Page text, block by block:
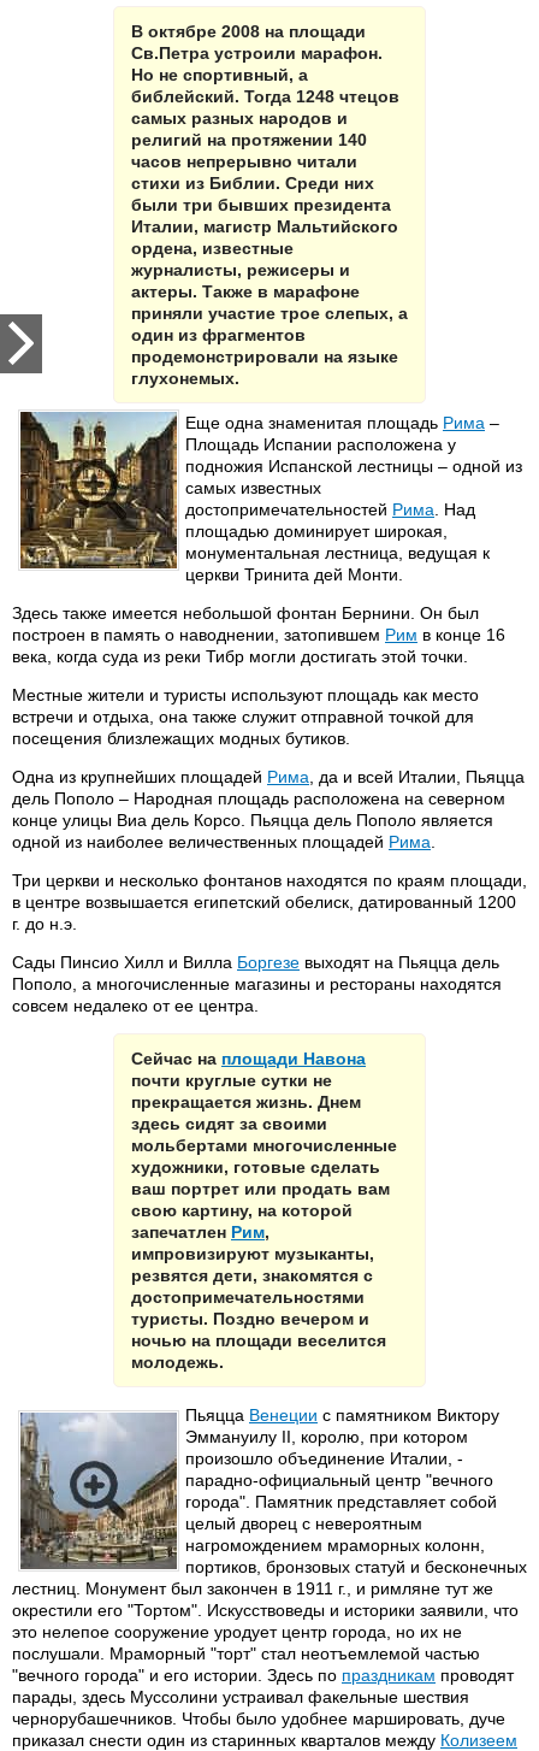
В октябре 2008 на площади
Св.Петра устроили марафон.
Но не спортивный, а
библейский. Тогда 1248 чтецов
самых разных народов и
религий на протяжении 140
часов непрерывно читали
стихи из Библии. Среди них
были три бывших президента
Италии, магистр Мальтийского
ордена, известные
журналисты, режисеры и
актеры. Также в марафоне
приняли участие трое слепых, а
один из фрагментов
продемонстрировали на языке
глухонемых.
Еще одна знаменитая площадь Рима –
Площадь Испании расположена у
подножия Испанской лестницы – одной из
самых известных
достопримечательностей Рима . Над
площадью доминирует широкая,
монументальная лестница, ведущая к
церкви Тринита дей Монти.
Здесь также имеется небольшой фонтан Бернини. Он был
построен в память о наводнении, затопившем Рим в конце 16
века, когда суда из реки Тибр могли достигать этой точки.
Местные жители и туристы используют площадь как место
встречи и отдыха, она также служит отправной точкой для
посещения близлежащих модных бутиков.
Одна из крупнейших площадей Рима , да и всей Италии, Пьяцца
дель Пополо – Народная площадь расположена на северном
конце улицы Виа дель Корсо. Пьяцца дель Пополо является
одной из наиболее величественных площадей Рима
Три церкви и несколько фонтанов находятся по краям площади,
в центре возвышается египетский обелиск, датированный 1200
г. до н.э.
Сады Пинсио Хилл и Вилла Боргезе выходят на Пьяцца дель
Пополо, а многочисленные магазины и рестораны находятся
совсем недалеко от ее центра.
Сейчас на площади Навона
почти круглые сутки не
прекращается жизнь. Днем
здесь сидят за своими
мольбертами многочисленные
художники, готовые сделать
ваш портрет или продать вам
свою картину, на которой
запечатлен Рим,
импровизируют музыканты,
резвятся дети, знакомятся с
достопримечательностями
туристы. Поздно вечером и
ночью на площади веселится
молодежь.
Пьяцца Венеции с памятником Виктору
Эммануилу II, королю, при котором
произошло объединение Италии, -
парадно-официальный центр "вечного
города". Памятник представляет собой
целый дворец с невероятным
нагромождением мраморных колонн,
портиков, бронзовых статуй и бесконечных
лестниц. Монумент был закончен в 1911 г., и римляне тут же
окрестили его "Тортом". Искусствоведы и историки заявили, что
это нелепое сооружение уродует центр города, но их не
послушали. Мраморный "торт" стал неотъемлемой частью
"вечного города" и его истории. Здесь по праздникам проводят
парады, здесь Муссолини устраивал факельные шествия
чернорубашечников. Чтобы было удобнее маршировать, дуче
приказал снести один из старинных кварталов между Колизеем